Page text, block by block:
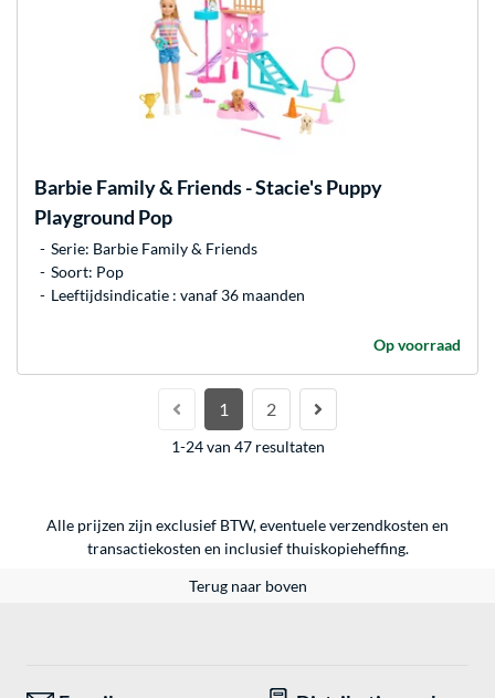
Barbie Family & Friends - Stacie's Puppy
Playground Pop
Serie: Barbie Family & Friends
Soort: Pop
Leeftijdsindicatie : vanaf 36 maanden
Op voorraad
1 2
1-24 van 47 resultaten
Alle prijzen zijn exclusief BTW, eventuele verzendkosten en
transactiekosten en inclusief thuiskopieheffing.
Terug naar boven